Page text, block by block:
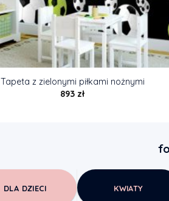
Tapeta z zielonymi piłkami nożnymi
893 zł
DLA DZIECI KWIATY